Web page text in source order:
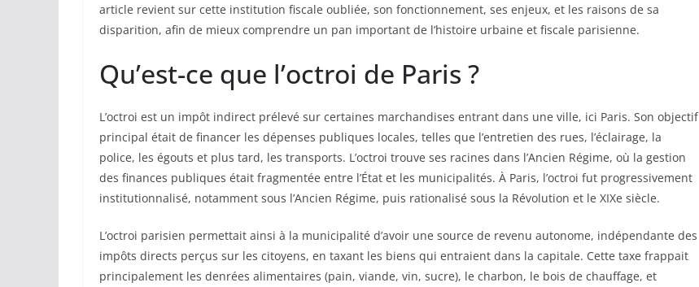
article revient sur cette institution fiscale oubliée, son fonctionnement, ses enjeux, et les raisons de sa
disparition, afin de mieux comprendre un pan important de l’histoire urbaine et fiscale parisienne.
Qu’est-ce que l’octroi de Paris ?
L’octroi est un impôt indirect prélevé sur certaines marchandises entrant dans une ville, ici Paris. Son objectif
principal était de financer les dépenses publiques locales, telles que l’entretien des rues, l’éclairage, la
police, les égouts et plus tard, les transports. L’octroi trouve ses racines dans l’Ancien Régime, où la gestion
des finances publiques était fragmentée entre l’État et les municipalités. À Paris, l’octroi fut progressivement
institutionnalisé, notamment sous l’Ancien Régime, puis rationalisé sous la Révolution et le XIXe siècle.
L’octroi parisien permettait ainsi à la municipalité d’avoir une source de revenu autonome, indépendante des
impôts directs perçus sur les citoyens, en taxant les biens qui entraient dans la capitale. Cette taxe frappait
principalement les denrées alimentaires (pain, viande, vin, sucre), le charbon, le bois de chauffage, et